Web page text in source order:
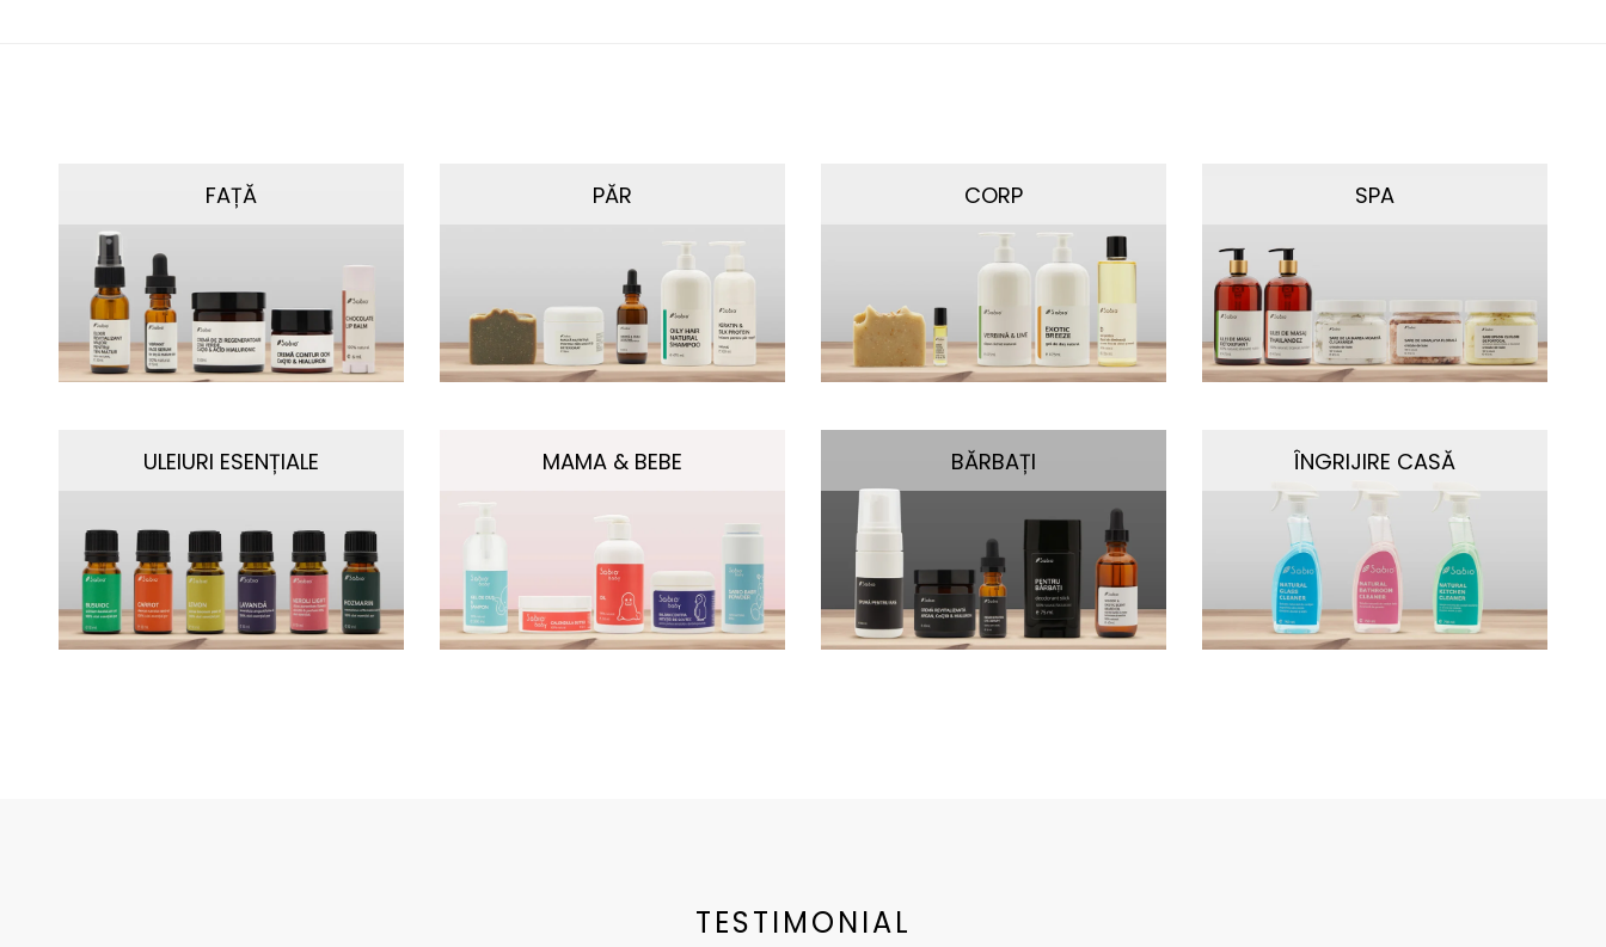
FAȚĂ PĂR CORP SPA
ULEIURI ESENȚIALE MAMA & BEBE BĂRBAȚI ÎNGRIJIRE CASĂ
TESTIMONIAL